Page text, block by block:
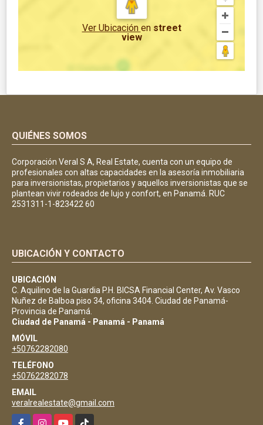
Ver Ubicación en street
view
QUIÉNES SOMOS
Corporación Veral S A, Real Estate, cuenta con un equipo de
profesionales con altas capacidades en la asesoría inmobiliaria
para inversionistas, propietarios y aquellos inversionistas que se
plantean vivir rodeados de lujo y confort, en Panamá. RUC
2531311-1-823422 60
UBICACIÓN Y CONTACTO
UBICACIÓN
C. Aquilino de la Guardia P.H. BICSA Financial Center, Av. Vasco
Nuñez de Balboa piso 34, oficina 3404. Ciudad de Panamá-
Provincia de Panamá.
Ciudad de Panamá - Panamá - Panamá
MÓVIL
+50762282080
TELÉFONO
+50762282078
EMAIL
veralrealestate@gmail.com
FacebookInstagramYouTubeTikTok